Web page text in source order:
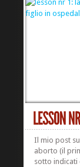
Il mio post
aborto (il
sotto indicati